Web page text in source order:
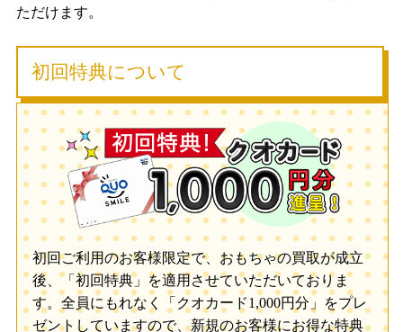
ただけます。
初回特典について
初回ご利用のお客様限定で、おもちゃの買取が成立
後、「初回特典」を適用させていただいておりま
す。全員にもれなく「クオカード1,000円分」をプレ
ゼントしていますので、新規のお客様にお得な特典